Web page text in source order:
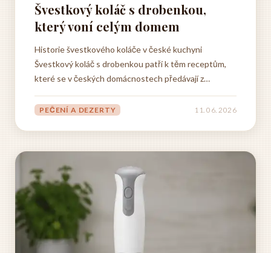
Švestkový koláč s drobenkou,
který voní celým domem
Historie švestkového koláče v české kuchyni
Švestkový koláč s drobenkou patří k těm receptům,
které se v českých domácnostech předávají z
uvědomovali. Babičky ho pekly pro vnoučata, matky
PEČENÍ A DEZERTY 11. 06. 2026